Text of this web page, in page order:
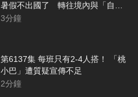
暑假不出國了 轉往境內與「自家
國旅」
3分鐘
第6137集 每班只有2-4人搭！ 「桃
小巴」遭質疑宣傳不足
2分鐘